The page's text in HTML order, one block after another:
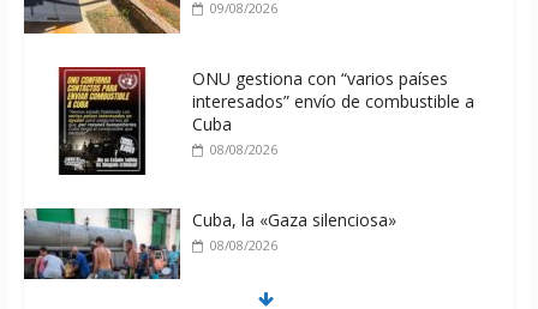
09/08/2026
ONU gestiona con “varios países
interesados” envío de combustible a
Cuba
08/08/2026
Cuba, la «Gaza silenciosa»
08/08/2026